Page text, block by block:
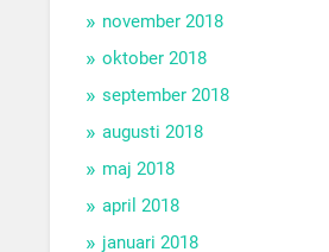
november 2018
oktober 2018
september 2018
augusti 2018
maj 2018
april 2018
januari 2018